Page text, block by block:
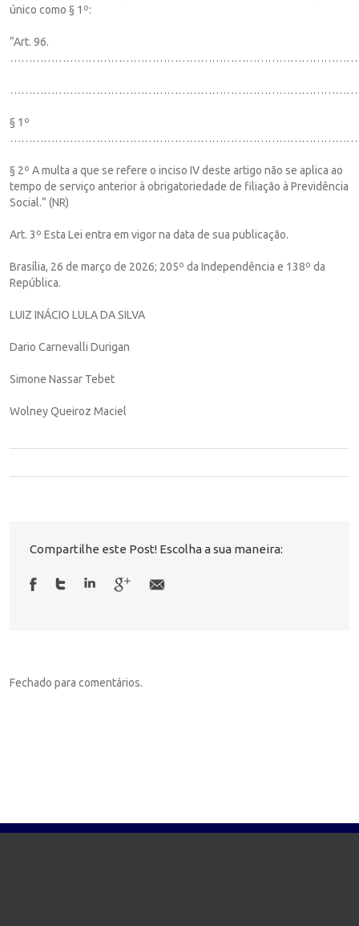
único como § 1º:
“Art. 96.
§ 1º
§ 2º A multa a que se refere o inciso IV deste artigo não se aplica ao
tempo de serviço anterior à obrigatoriedade de filiação à Previdência
Social.” (NR)
Art. 3º Esta Lei entra em vigor na data de sua publicação.
Brasília, 26 de março de 2026; 205º da Independência e 138º da
República.
LUIZ INÁCIO LULA DA SILVA
Dario Carnevalli Durigan
Simone Nassar Tebet
Wolney Queiroz Maciel
Compartilhe este Post! Escolha a sua maneira:
Fechado para comentários.